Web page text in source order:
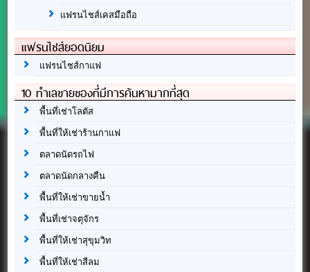
แฟรนไชส์เคสมือถือ
แฟรนไชส์ยอดนิยม
แฟรนไชส์กาแฟ
10 ทำเลขายของที่มีการค้นหามากที่สุด
พื้นที่เช่าโลตัส
พื้นที่ให้เช่าร้านกาแฟ
ตลาดนัดรถไฟ
ตลาดนัดกลางคืน
พื้นที่ให้เช่าขายน้ำ
พื้นที่เช่าจตุจักร
พื้นที่ให้เช่าสุขุมวิท
พื้นที่ให้เช่าสีลม